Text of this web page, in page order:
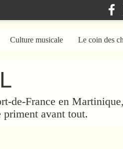
de-France en
priment avant tout.
Culture musicale Le coin des